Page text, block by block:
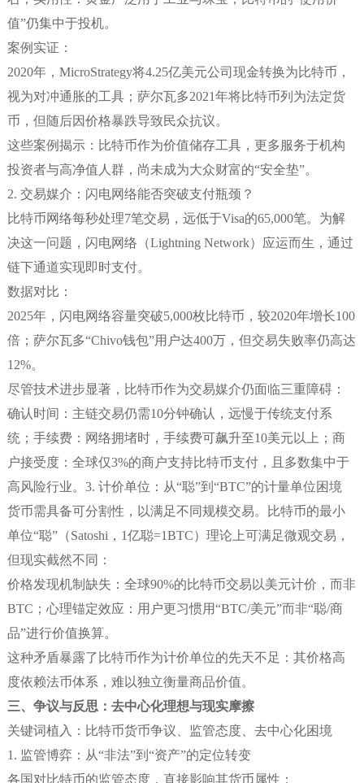
值”仍集中于投机。
案例实证：
2020年，MicroStrategy将4.25亿美元公司现金转换为比特币，
视为对冲通胀的工具；萨尔瓦多2021年将比特币列为法定货
币，但随后因价格暴跌导致民众抗议。
这些案例揭示：比特币作为价值储存工具，更多服务于机构
投资者与高净值人群，尚未成为大众财富的“安全垫”。
2. 交易媒介：闪电网络能否突破支付瓶颈？
比特币网络每秒处理7笔交易，远低于Visa的65,000笔。为解
决这一问题，闪电网络（Lightning Network）应运而生，通过
链下通道实现即时支付。
数据对比：
2025年，闪电网络容量突破5,000枚比特币，较2020年增长100
倍；萨尔瓦多“Chivo钱包”用户达400万，但交易失败率仍高达
12%。
尽管技术进步显著，比特币作为交易媒介仍面临三重障碍：
确认时间：主链交易仍需10分钟确认，远慢于传统支付系
统；手续费：网络拥堵时，手续费可飙升至10美元以上；商
户接受度：全球仅3%的商户支持比特币支付，且多数集中于
高风险行业。3. 计价单位：从“聪”到“BTC”的计量单位困境
货币需具备可分割性，以满足不同规模交易。比特币的最小
单位“聪”（Satoshi，1亿聪=1BTC）理论上可满足微观交易，
但现实截然不同：
价格发现机制缺失：全球90%的比特币交易以美元计价，而非
BTC；心理锚定效应：用户更习惯用“BTC/美元”而非“聪/商
品”进行价值换算。
这种矛盾暴露了比特币作为计价单位的先天不足：其价格高
度依赖法币体系，难以独立衡量商品价值。
三、争议与反思：去中心化理想与现实摩擦
关键词植入：比特币货币争议、监管态度、去中心化困境
1. 监管博弈：从“非法”到“资产”的定位转变
各国对比特币的监管态度，直接影响其货币属性：